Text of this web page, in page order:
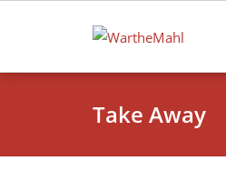
Take Away